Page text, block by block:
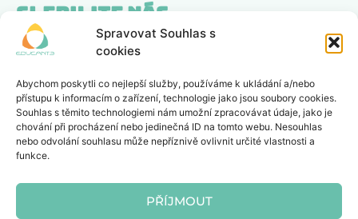
Spravovat Souhlas s
cookies
Abychom poskytli co nejlepší služby, používáme k ukládání a/nebo
přístupu k informacím o zařízení, technologie jako jsou soubory cookies.
Souhlas s těmito technologiemi nám umožní zpracovávat údaje, jako je
chování při procházení nebo jedinečná ID na tomto webu. Nesouhlas
nebo odvolání souhlasu může nepříznivě ovlivnit určité vlastnosti a
funkce.
PŘÍJMOUT
Sledujte nás
Zajímá nás, co si myslíte
POSLAT ZPĚTNOU VAZBU
Zapsaný spolek, registrovaný u spolkového
rejstříku, spisová značka L 21209 vedená u
Krajského soudu v Brně.